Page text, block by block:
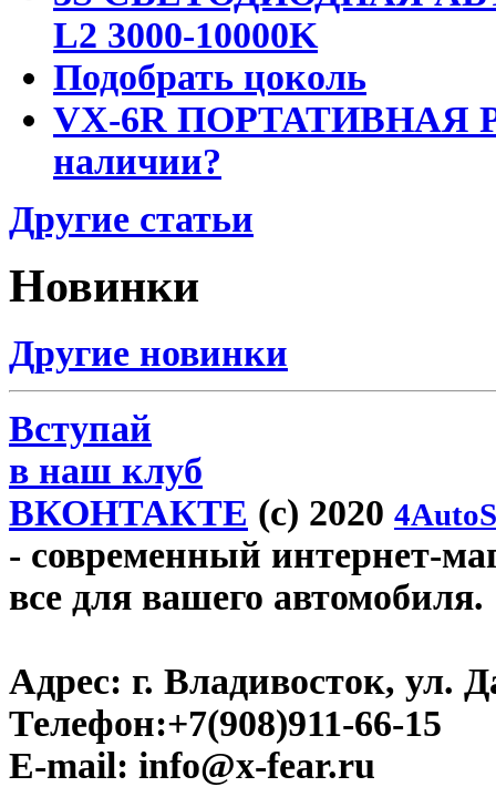
L2 3000-10000K
Подобрать цоколь
VX-6R ПОРТАТИВНАЯ
наличии?
Другие статьи
Новинки
Другие новинки
Вступай
в наш клуб
ВКОНТАКТЕ (c) 2020
- современный интернет-
все для вашего автомобиля.
Адрес: г. Владивосток, ул.
Телефон:+7(908)911-66-15
E-mail: info@x-fear.ru